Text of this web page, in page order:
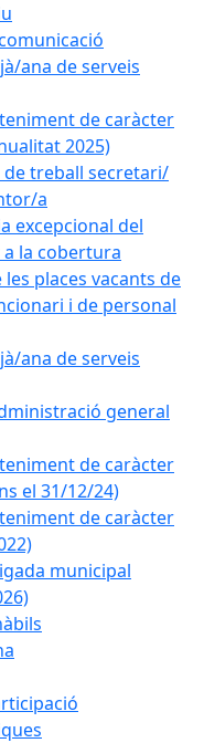
ana de serveis
de caràcter
2025)
de treball secretari/
a
excepcional del
la cobertura
places vacants de
i de personal
ana de serveis
general
de caràcter
el 31/12/24)
de caràcter
municipal